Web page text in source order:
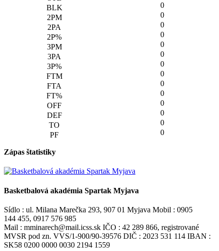
0
0
0
0
0
0
0
0
0
0
0
0
0
0
Zápas štatistiky
Basketbalová akadémia Spartak Myjava
Sídlo : ul. Milana Marečka 293, 907 01 Myjava Mobil : 0905
144 455, 0917 576 985
Mail : mminarech@mail.icss.sk IČO : 42 289 866, registrované
MVSR pod zn. VVS/1-900/90-39576 DIČ : 2023 531 114 IBAN :
SK58 0200 0000 0030 2194 1559